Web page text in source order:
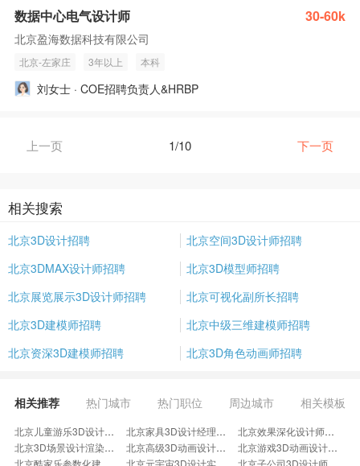
数据中心电气设计师 30-60k
北京盈海数据科技有限公司
北京-左家庄 3年以上 本科
刘女士 · COE招聘负责人&HRBP
上一页 1/10 下一页
相关搜索
北京3D设计招聘
北京空间3D设计师招聘
北京3DMAX设计师招聘
北京3D模型师招聘
北京展览展示3D设计师招聘
北京可视化副所长招聘
北京3D建模师招聘
北京中级三维建模师招聘
北京资深3D建模师招聘
北京3D角色动画师招聘
相关推荐 热门城市 热门职位 周边城市 相关模板
北京儿童游乐3D设计招聘 北京家具3D设计经理招聘
北京效果深化设计师招聘
北京3D场景设计渲染招聘
北京高级3D动画设计师招聘
北京游戏3D动画设计师招聘